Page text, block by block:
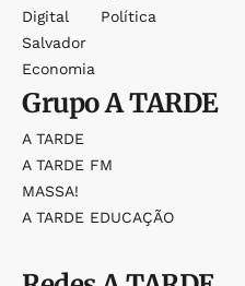
Digital
Salvador
Economia
Política
GrupoA TARDE
A TARDE
A TARDE FM
MASSA!
A TARDE EDUCAÇÃO